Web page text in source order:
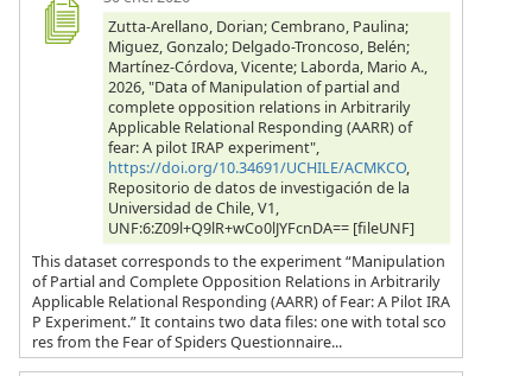
Zutta-Arellano, Dorian; Cembrano, Paulina;
Miguez, Gonzalo; Delgado-Troncoso, Belén;
Martínez-Córdova, Vicente; Laborda, Mario A.,
2026, "Data of Manipulation of partial and
complete opposition relations in Arbitrarily
Applicable Relational Responding (AARR) of
fear: A pilot IRAP experiment",
https://doi.org/10.34691/UCHILE/ACMKCO,
Repositorio de datos de investigación de la
Universidad de Chile, V1,
UNF:6:Z09l+Q9lR+wCo0lJYFcnDA== [fileUNF]
This dataset corresponds to the experiment “Manipulation
of Partial and Complete Opposition Relations in Arbitrarily
Applicable Relational Responding (AARR) of Fear: A Pilot IRA
P Experiment.” It contains two data files: one with total sco
res from the Fear of Spiders Questionnaire...